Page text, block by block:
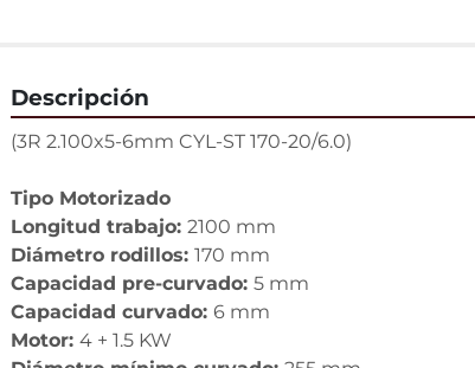
Descripción
(3R 2.100x5-6mm CYL-ST 170-20/6.0)
Tipo Motorizado
Longitud trabajo: 2100 mm
Diámetro rodillos: 170 mm
Capacidad pre-curvado: 5 mm
Capacidad curvado: 6 mm
Motor: 4 + 1.5 KW